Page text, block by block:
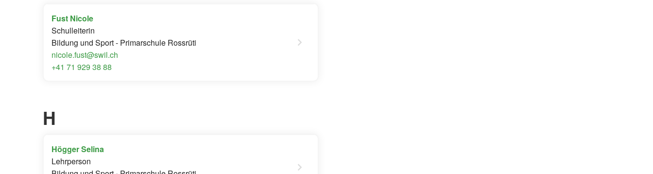
Fust Nicole
Schulleiterin
Bildung und Sport - Primarschule Rossrüti
nicole.fust@swil.ch
+41 71 929 38 88
H
Högger Selina
Lehrperson